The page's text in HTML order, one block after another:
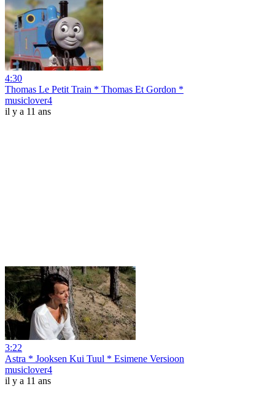
4:30
Thomas Le Petit Train * Thomas Et Gordon *
musiclover4
il y a 11 ans
3:22
Astra * Jooksen Kui Tuul * Esimene Versioon
musiclover4
il y a 11 ans